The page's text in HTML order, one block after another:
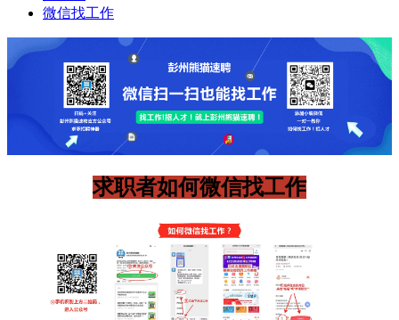
微信找工作
求职者如何微信找工作